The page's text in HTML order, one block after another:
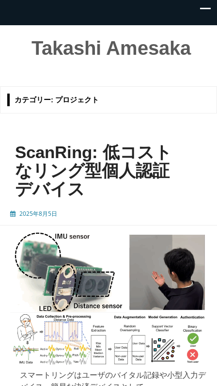
Takashi Amesaka
カテゴリー: プロジェクト
ScanRing: 低コスト
なリング型個人認証
デバイス
2025年8月5日
スマートリングはユーザのバイタル記録や小型入力デ